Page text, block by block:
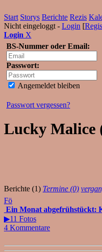
Start Storys Berichte Rezis
Nicht eingeloggt - Login [
Login X
BS-Nummer oder Email:
Passwort:
Angemeldet bleiben
Passwort vergessen?
Lucky Malice
Berichte (1) Termine (0)
Fö
Ein Monat abgefrühstückt:
▶11 Fotos
4 Kommentare